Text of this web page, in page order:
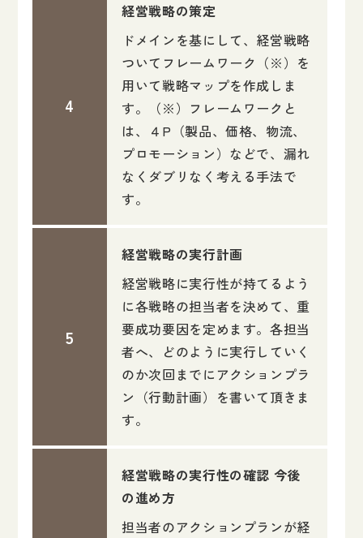
経営戦略の策定
ドメインを基にして、経営戦略
ついてフレームワーク（※）を
用いて戦略マップを作成しま
す。（※）フレームワークと
は、４P（製品、価格、物流、
プロモーション）などで、漏れ
なくダブリなく考える手法で
す。
経営戦略の実行計画
経営戦略に実行性が持てるよう
に各戦略の担当者を決めて、重
要成功要因を定めます。各担当
者へ、どのように実行していく
のか次回までにアクションプラ
ン（行動計画）を書いて頂きま
す。
経営戦略の実行性の確認 今後
の進め方
担当者のアクションプランが経